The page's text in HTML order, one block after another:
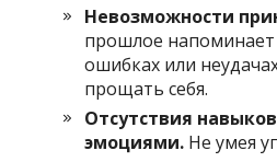
Невозможности
прошлое
ошибках или
прощать себя.
Отсутствия
эмоциями. Не умея